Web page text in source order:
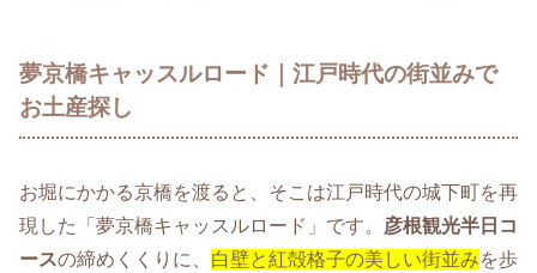
夢京橋キャッスルロード｜江戸時代の街並みで
お土産探し
お堀にかかる京橋を渡ると、そこは江戸時代の城下町を再
現した「夢京橋キャッスルロード」です。 彦根観光半日コ
ースの締めくくりに、 白壁と紅殻格子の美しい街並みを歩